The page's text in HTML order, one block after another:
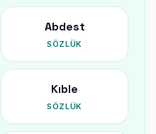
Abdest
SÖZLÜK
Kıble
SÖZLÜK